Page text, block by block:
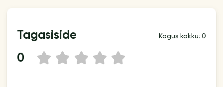
Tagasiside Kogus kokku: 0
0 5
4
3
2
1